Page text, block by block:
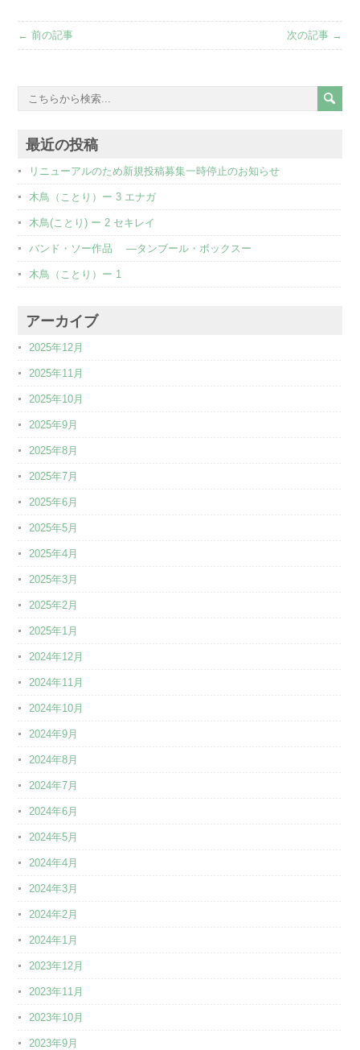
← 前の記事 次の記事 →
最近の投稿
リニューアルのため新規投稿募集一時停止のお知らせ
木鳥（ことり）ー 3 エナガ
木鳥(ことり) ー 2 セキレイ
バンド・ソー作品 ―タンブール・ボックスー
木鳥（ことり）ー 1
アーカイブ
2025年12月
2025年11月
2025年10月
2025年9月
2025年8月
2025年7月
2025年6月
2025年5月
2025年4月
2025年3月
2025年2月
2025年1月
2024年12月
2024年11月
2024年10月
2024年9月
2024年8月
2024年7月
2024年6月
2024年5月
2024年4月
2024年3月
2024年2月
2024年1月
2023年12月
2023年11月
2023年10月
2023年9月